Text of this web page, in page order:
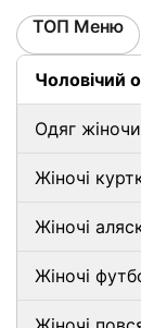
ТОП Меню
Чоловічий
Одяг
Жіночі
Жіночі
Жіночі